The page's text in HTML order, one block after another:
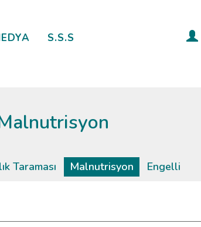
S.S.S
Taraması Malnutrisyon Engelli